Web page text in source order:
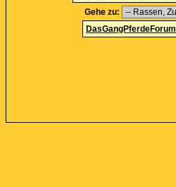
Gehe zu:
DasGangPferdeForum